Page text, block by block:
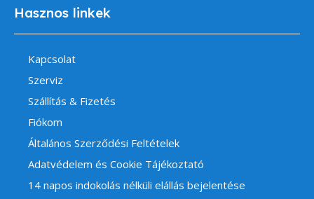
Hasznos linkek
Kapcsolat
Szerviz
Szállítás & Fizetés
Fiókom
Általános Szerződési Feltételek
Adatvédelem és Cookie Tájékoztató
14 napos indokolás nélküli elállás bejelentése